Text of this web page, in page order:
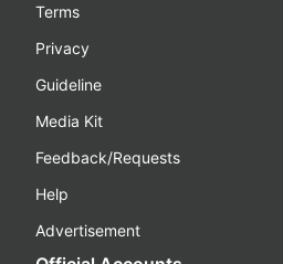
Terms
Privacy
Guideline
Media Kit
Feedback/Requests
Help
Advertisement